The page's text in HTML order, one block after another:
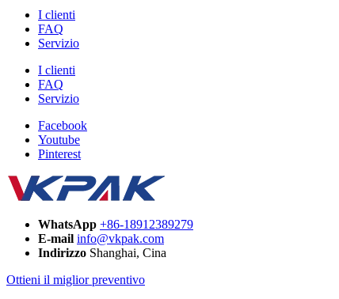
I clienti
FAQ
Servizio
I clienti
FAQ
Servizio
Facebook
Youtube
Pinterest
WhatsApp +86-18912389279
E-mail info@vkpak.com
Indirizzo Shanghai, Cina
Ottieni il miglior preventivo